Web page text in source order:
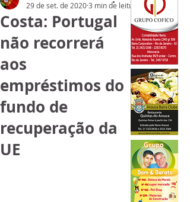
Costa: Portugal
não recorrerá
aos
empréstimos do
fundo de
recuperação da
UE
29 de set. de 20203 min de leitura